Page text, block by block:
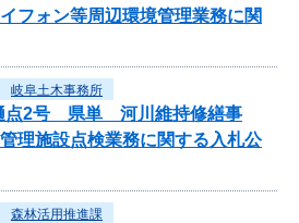
ォン等周辺環境管理業務に関
岐阜土木事務所
点2号 県単 河川維持修繕事
理施設点検業務に関する入札公
森林活用推進課